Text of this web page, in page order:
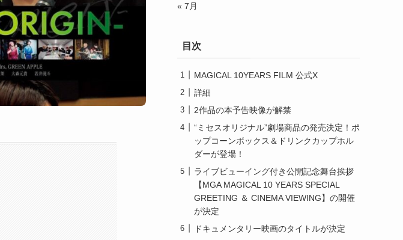
« 7月
目次
MAGICAL 10YEARS FILM 公式X
詳細
2作品の本予告映像が解禁
“ミセスオリジナル”劇場商品の発売決定！ポ
ップコーンボックス＆ドリンクカップホル
ダーが登場！
ライブビューイング付き公開記念舞台挨拶
【MGA MAGICAL 10 YEARS SPECIAL
GREETING ＆ CINEMA VIEWING】の開催
が決定
ドキュメンタリー映画のタイトルが決定